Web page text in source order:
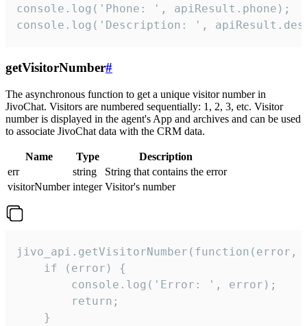
console.log('Phone: ', apiResult.phone);
console.log('Description: ',
getVisitorNumber#
The asynchronous function to get a unique visitor number in
JivoChat. Visitors are numbered sequentially: 1, 2, 3, etc. Visitor
number is displayed in the agent's App and archives and can be used
to associate JivoChat data with the CRM data.
Name Type
Description
err
string
String that contains the error
visitorNumber integer Visitor's number
jivo_api.getVisitorNumber(function(error,
    if (error) {
        console.log('Error: ', error);
        return;
    }